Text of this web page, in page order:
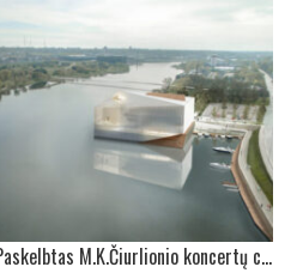
MUZIKINĖ KAUNO AMBICIJA: Paskelbtas M.K.Čiurlionio koncertų centro tarptautinis rangos konkursas